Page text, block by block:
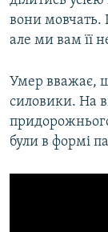
вони мовчать.
але ми вам її
Умер вважає,
силовики. На
були в формі